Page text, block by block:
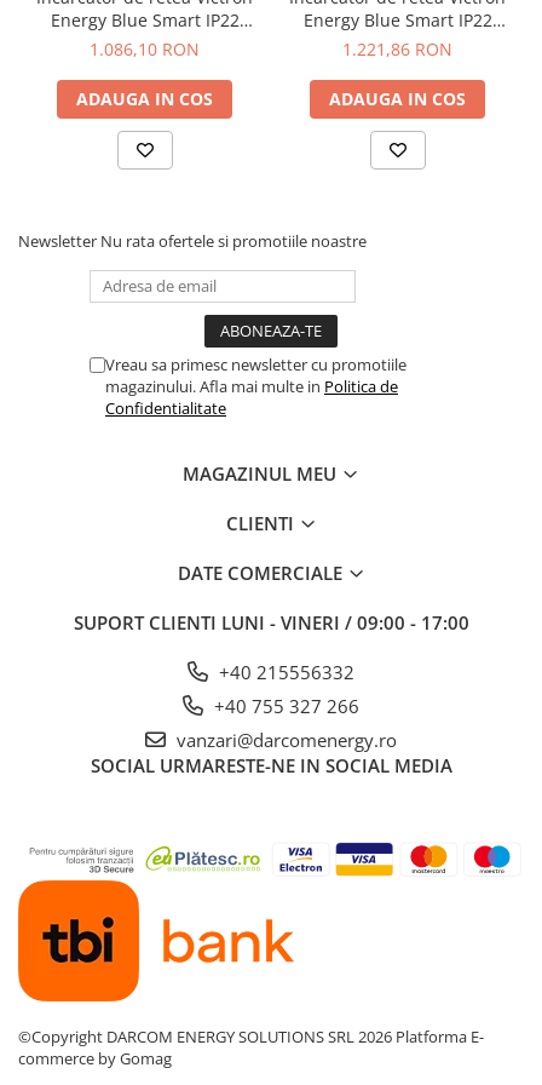
Energy Blue Smart IP22
Charger 12/30 (1)
1.086,10 RON
ADAUGA IN COS
Energy Blue Smart IP22
Charger 12/30 (3)
1.221,86 RON
ADAUGA IN COS
Newsletter Nu rata ofertele si promotiile noastre
Vreau sa primesc newsletter cu promotiile
magazinului. Afla mai multe in Politica de
Confidentialitate
MAGAZINUL MEU
CLIENTI
DATE COMERCIALE
SUPORT CLIENTI LUNI - VINERI / 09:00 - 17:00
+40 215556332
+40 755 327 266
vanzari@darcomenergy.ro
SOCIAL URMARESTE-NE IN SOCIAL MEDIA
©Copyright DARCOM ENERGY SOLUTIONS SRL 2026 Platforma E-
commerce by Gomag